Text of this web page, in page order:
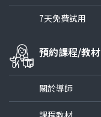
7天免費試用
預約課程/教材
關於導師
課程教材